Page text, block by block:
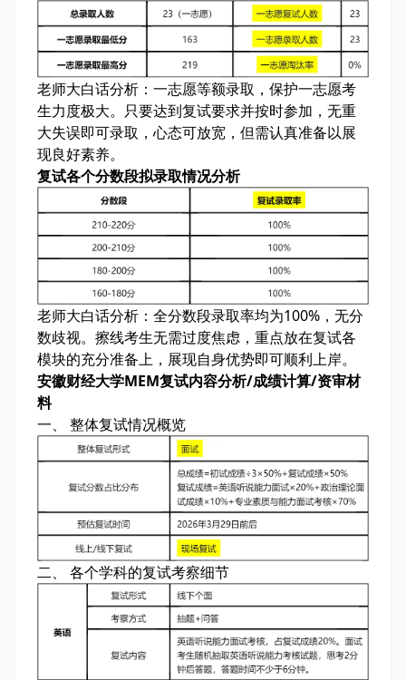
老师大白话分析： 一志愿等额录取，保护一志愿考
生力度极大。只要达到复试要求并按时参加，无重
大失误即可录取，心态可放宽，但需认真准备以展
现良好素养。
复试各个分数段拟录取情况分析
老师大白话分析： 全分数段录取率均为100%，无分
数歧视。擦线考生无需过度焦虑，重点放在复试各
模块的充分准备上，展现自身优势即可顺利上岸。
安徽财经大学MEM复试内容分析/成绩计算/资审材
料
一、 整体复试情况概览
二、 各个学科的复试考察细节